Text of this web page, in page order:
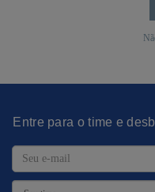
Entre para o time e